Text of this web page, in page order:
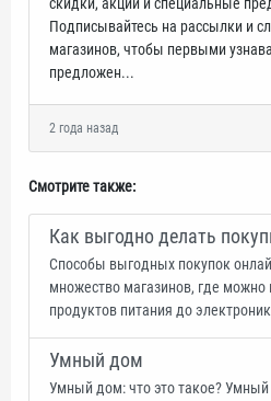
Подписывайтесь на рассылки и
магазинов, чтобы первыми
предложен...
2 года назад
Смотрите также:
Как выгодно делать
Способы выгодных покупок
множество магазинов, где можно
продуктов питания до
Умный дом
Умный дом: что это такое? Умный